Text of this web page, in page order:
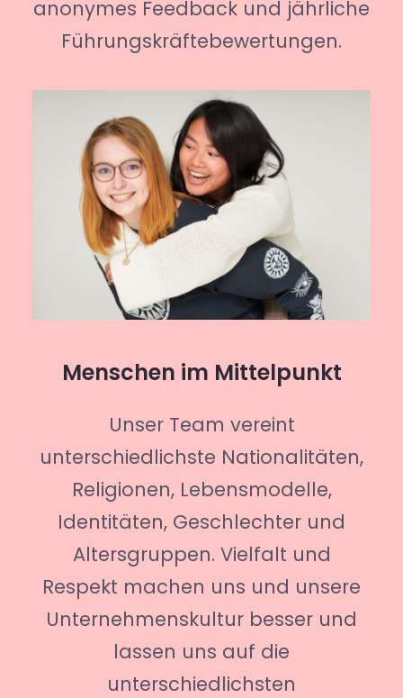
anonymes Feedback und jährliche
Führungskräftebewertungen.
Menschen im Mittelpunkt
Unser Team vereint
unterschiedlichste Nationalitäten,
Religionen, Lebensmodelle,
Identitäten, Geschlechter und
Altersgruppen. Vielfalt und
Respekt machen uns und unsere
Unternehmenskultur besser und
lassen uns auf die
unterschiedlichsten